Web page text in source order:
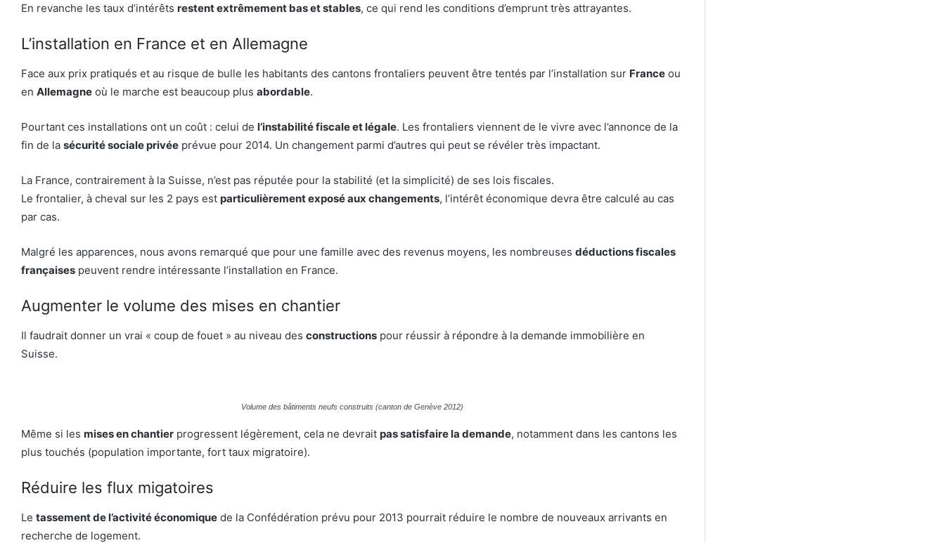
En revanche les taux d’intérêts restent extrêmement bas et stables, ce qui rend les conditions d’emprunt très attrayantes.
L’installation en France et en Allemagne
Face aux prix pratiqués et au risque de bulle les habitants des cantons frontaliers peuvent être tentés par l’installation sur France ou
en Allemagne où le marche est beaucoup plus abordable.
Pourtant ces installations ont un coût : celui de l’instabilité fiscale et légale. Les frontaliers viennent de le vivre avec l’annonce de la
fin de la sécurité sociale privée prévue pour 2014. Un changement parmi d’autres qui peut se révéler très impactant.
La France, contrairement à la Suisse, n’est pas réputée pour la stabilité (et la simplicité) de ses lois fiscales.
Le frontalier, à cheval sur les 2 pays est particulièrement exposé aux changements, l’intérêt économique devra être calculé au cas
par cas.
Malgré les apparences, nous avons remarqué que pour une famille avec des revenus moyens, les nombreuses déductions fiscales
françaises peuvent rendre intéressante l’installation en France.
Augmenter le volume des mises en chantier
Il faudrait donner un vrai « coup de fouet » au niveau des constructions pour réussir à répondre à la demande immobilière en
Suisse.
Volume des bâtiments neufs construits (canton de Genève 2012)
Même si les mises en chantier progressent légèrement, cela ne devrait pas satisfaire la demande, notamment dans les cantons les
plus touchés (population importante, fort taux migratoire).
Réduire les flux migatoires
Le tassement de l’activité économique de la Confédération prévu pour 2013 pourrait réduire le nombre de nouveaux arrivants en
recherche de logement.